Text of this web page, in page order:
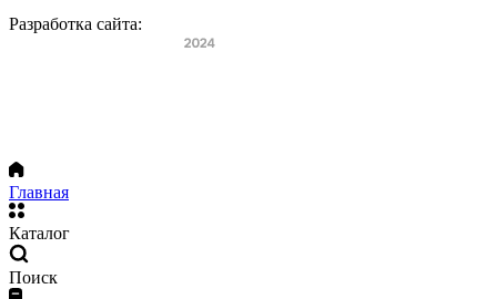
Разработка сайта:
Главная
Каталог
Поиск